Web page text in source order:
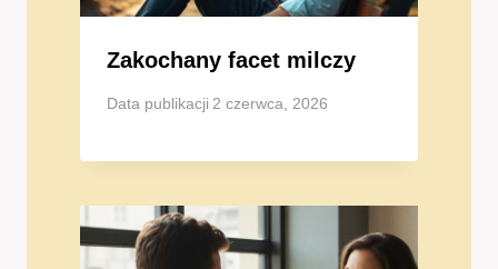
Zakochany facet milczy
Data publikacji 2 czerwca, 2026